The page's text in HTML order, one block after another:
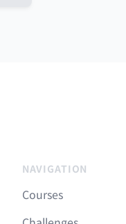
NAVIGATION
Courses